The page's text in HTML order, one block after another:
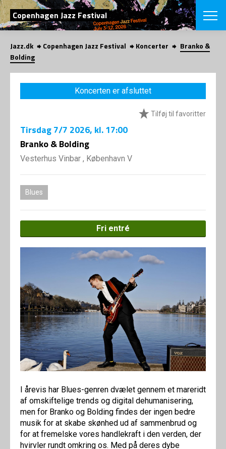
SØG
Copenhagen Jazz Festival
English
VÆLG
VINTERJAZZ
Temaer
LOCATIONS
Om fonden
SHOP
Jazz.dk Copenhagen Jazz Festival Koncerter
Branko &
Bolding
Koncerten er afsluttet
Tilføj til favoritter
Tirsdag7/7 2026, kl. 17:00
Branko & Bolding
Vesterhus Vinbar , København V
Blues
Fri entré
I årevis har Blues-genren dvælet gennem et mareridt
af omskiftelige trends og digital dehumanisering,
men for Branko og Bolding findes der ingen bedre
musik for at skabe skønhed ud af sammenbrud og
for at fremelske vores handlekraft i den verden, der
hvirvler rundt omkring os. Med på deres dybe